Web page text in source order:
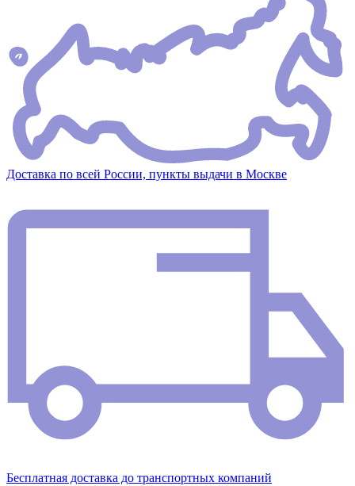
Доставка по всей России, пункты выдачи в Москве
Бесплатная доставка до транспортных компаний